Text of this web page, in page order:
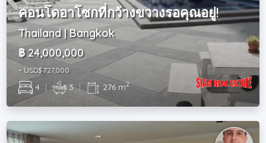
คอนโดอาโซกที่กว้างขวางรอคุณอยู่!
Thailand | Bangkok
฿ 24,000,000
~ USD$ 727,000
4 | 3 | 276 m2